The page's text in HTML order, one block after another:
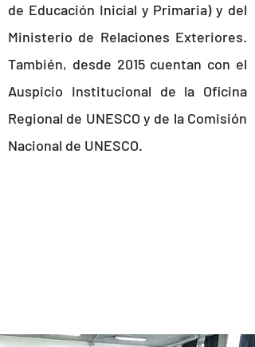
de Educación Inicial y Primaria) y del
Ministerio de Relaciones Exteriores.
También, desde 2015 cuentan con el
Auspicio Institucional de la Oficina
Regional de UNESCO y de la Comisión
Nacional de UNESCO.